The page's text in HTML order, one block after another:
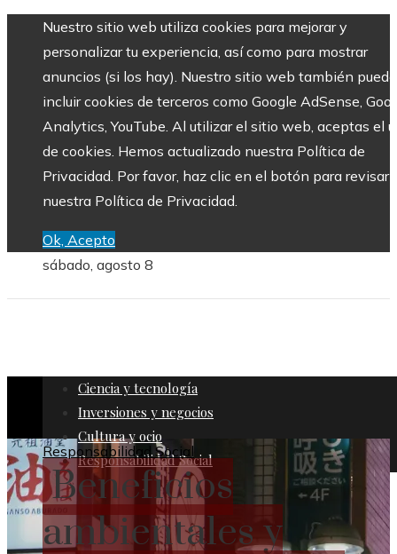
Nuestro sitio web utiliza cookies para mejorar y
personalizar tu experiencia, así como para mostrar
anuncios (si los hay). Nuestro sitio web también puede
incluir cookies de terceros como Google AdSense,
Analytics, YouTube. Al utilizar el sitio web, aceptas el
de cookies. Hemos actualizado nuestra Política de
Privacidad. Por favor, haz clic en el botón para revisar
nuestra Política de Privacidad.
Ok, Acepto
sábado, agosto 8
Ciencia y tecnología
Inversiones y negocios
Cultura y ocio
Responsabilidad Social
Responsabilidad Social
Beneficios
ambientales y